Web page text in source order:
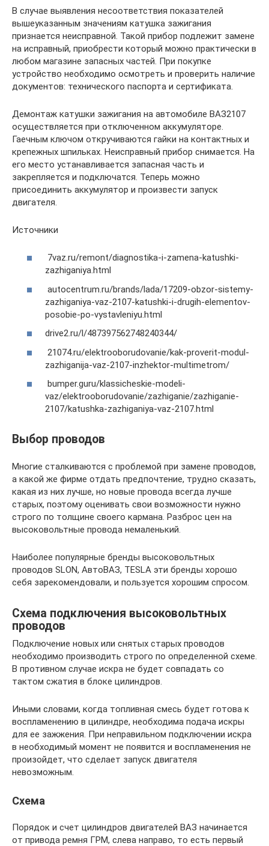
В случае выявления несоответствия показателей
вышеуказанным значениям катушка зажигания
признается неисправной. Такой прибор подлежит замене
на исправный, приобрести который можно практически в
любом магазине запасных частей. При покупке
устройство необходимо осмотреть и проверить наличие
документов: технического паспорта и сертификата.
Демонтаж катушки зажигания на автомобиле ВАЗ2107
осуществляется при отключенном аккумуляторе.
Гаечным ключом откручиваются гайки на контактных и
крепежных шпильках. Неисправный прибор снимается. На
его место устанавливается запасная часть и
закрепляется и подключатся. Теперь можно
присоединить аккумулятор и произвести запуск
двигателя.
Источники
7vaz.ru/remont/diagnostika-i-zamena-katushki-
zazhiganiya.html
autocentrum.ru/brands/lada/17209-obzor-sistemy-
zazhiganiya-vaz-2107-katushki-i-drugih-elementov-
posobie-po-vystavleniyu.html
drive2.ru/l/487397562748240344/
21074.ru/elektrooborudovanie/kak-proverit-modul-
zazhiganija-vaz-2107-inzhektor-multimetrom/
bumper.guru/klassicheskie-modeli-
vaz/elektrooborudovanie/zazhiganie/zazhiganie-
2107/katushka-zazhiganiya-vaz-2107.html
Выбор проводов
Многие сталкиваются с проблемой при замене проводов,
а какой же фирме отдать предпочтение, трудно сказать,
какая из них лучше, но новые провода всегда лучше
старых, поэтому оценивать свои возможности нужно
строго по толщине своего кармана. Разброс цен на
высоковольтные провода немаленький.
Наиболее популярные бренды высоковольтных
проводов SLON, АвтоВАЗ, TESLA эти бренды хорошо
себя зарекомендовали, и пользуется хорошим спросом.
Схема подключения высоковольтных
проводов
Подключение новых или снятых старых проводов
необходимо производить строго по определенной схеме.
В противном случае искра не будет совпадать со
тактом сжатия в блоке цилиндров.
Иными словами, когда топливная смесь будет готова к
воспламенению в цилиндре, необходима подача искры
для ее зажжения. При неправильном подключении искра
в необходимый момент не появится и воспламенения не
произойдет, что сделает запуск двигателя
невозможным.
Схема
Порядок и счет цилиндров двигателей ВАЗ начинается
от привода ремня ГРМ, слева направо, то есть первый